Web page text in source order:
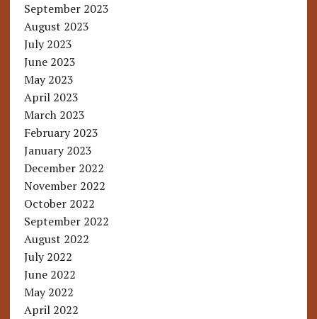
September 2023
August 2023
July 2023
June 2023
May 2023
April 2023
March 2023
February 2023
January 2023
December 2022
November 2022
October 2022
September 2022
August 2022
July 2022
June 2022
May 2022
April 2022